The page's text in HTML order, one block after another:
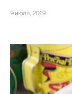
9 июля, 2019